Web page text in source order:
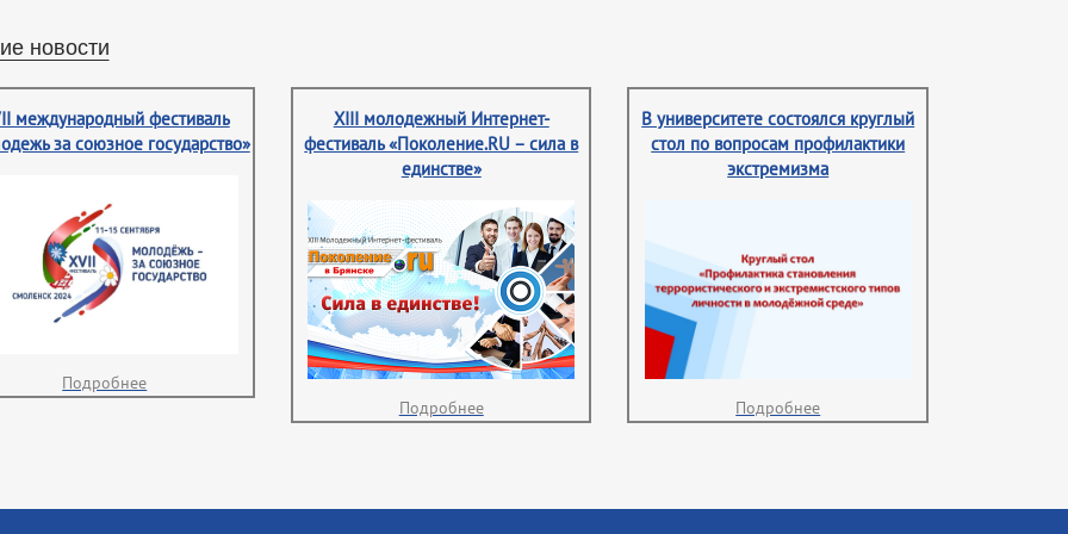
новости
международный фестиваль
за союзное государство»
Подробнее
XIII молодежный Интернет-
фестиваль «Поколение.RU – сила в
единстве»
Подробнее
В университете состоялся круглый
стол по вопросам профилактики
экстремизма
Подробнее